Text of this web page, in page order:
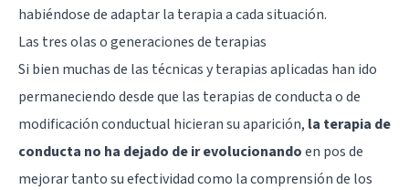
habiéndose de adaptar la terapia a cada situación.
Las tres olas o generaciones de terapias
Si bien muchas de las técnicas y terapias aplicadas han ido
permaneciendo desde que las terapias de conducta o de
modificación conductual hicieran su aparición, la terapia de
conducta no ha dejado de ir evolucionandoen pos de
mejorar tanto su efectividad como la comprensión de los